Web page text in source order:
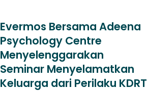
Evermos Bersama Adeena
Psychology Centre
Menyelenggarakan
Seminar Menyelamatkan
Keluarga dari Perilaku KDRT